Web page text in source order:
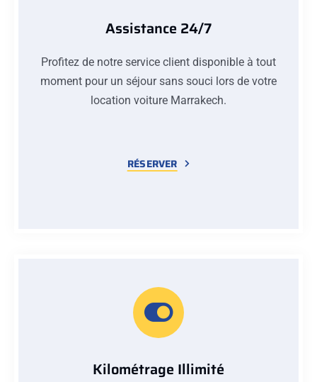
Assistance 24/7
Profitez de notre service client disponible à tout
moment pour un séjour sans souci lors de votre
location voiture Marrakech.
RÉSERVER
Kilométrage Illimité